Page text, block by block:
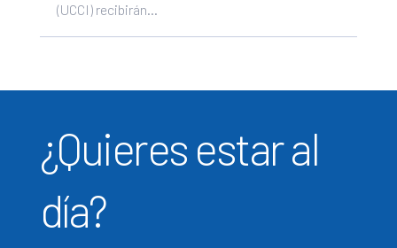
(UCCI) recibirán...
¿Quieres estar al
día?